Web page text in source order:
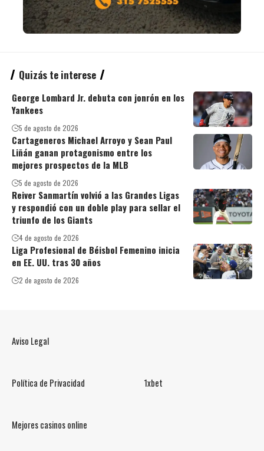
Quizás te interese
George Lombard Jr. debuta con jonrón en los
Yankees
5 de agosto de 2026
Cartageneros Michael Arroyo y Sean Paul
Liñán ganan protagonismo entre los
mejores prospectos de la MLB
5 de agosto de 2026
Reiver Sanmartín volvió a las Grandes Ligas
y respondió con un doble play para sellar el
triunfo de los Giants
4 de agosto de 2026
Liga Profesional de Béisbol Femenino inicia
en EE. UU. tras 30 años
2 de agosto de 2026
Aviso Legal
Política de Privacidad 1xbet
Mejores casinos online